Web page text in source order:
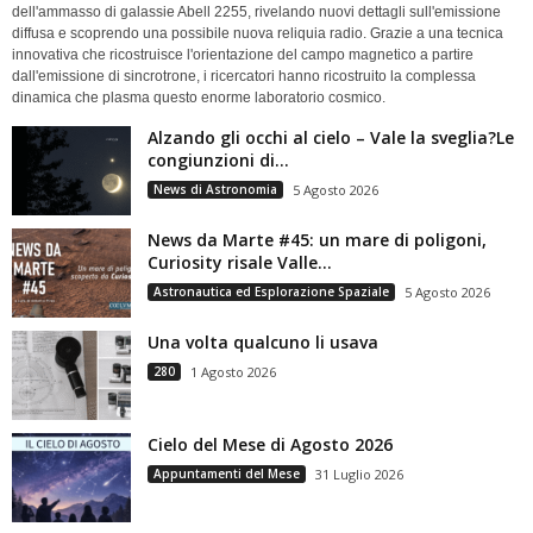
dell'ammasso di galassie Abell 2255, rivelando nuovi dettagli sull'emissione
diffusa e scoprendo una possibile nuova reliquia radio. Grazie a una tecnica
innovativa che ricostruisce l'orientazione del campo magnetico a partire
dall'emissione di sincrotrone, i ricercatori hanno ricostruito la complessa
dinamica che plasma questo enorme laboratorio cosmico.
Alzando gli occhi al cielo – Vale la sveglia?Le
congiunzioni di...
News di Astronomia 5 Agosto 2026
News da Marte #45: un mare di poligoni,
Curiosity risale Valle...
Astronautica ed Esplorazione Spaziale 5 Agosto 2026
Una volta qualcuno li usava
280 1 Agosto 2026
Cielo del Mese di Agosto 2026
Appuntamenti del Mese 31 Luglio 2026